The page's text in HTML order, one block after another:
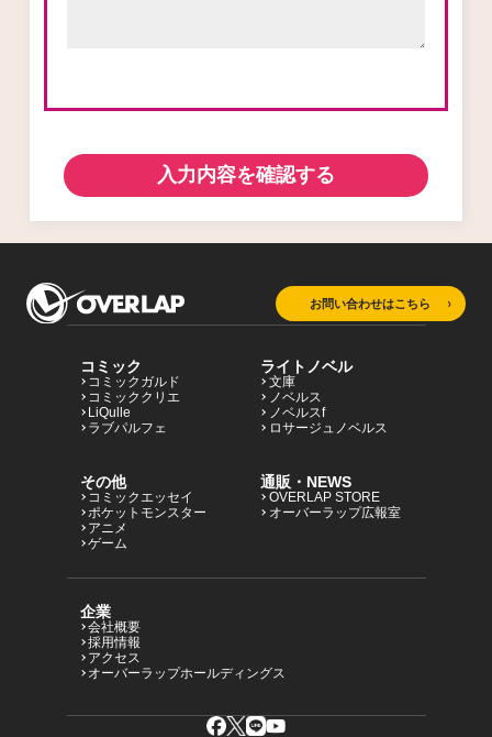
入力内容を確認する
お問い合わせはこちら
コミック
コミックガルド
コミッククリエ
LiQulle
ラブパルフェ
ライトノベル
文庫
ノベルス
ノベルスf
ロサージュノベルス
その他
コミックエッセイ
ポケットモンスター
アニメ
ゲーム
通販・NEWS
OVERLAP STORE
オーバーラップ広報室
企業
会社概要
採用情報
アクセス
オーバーラップホールディングス